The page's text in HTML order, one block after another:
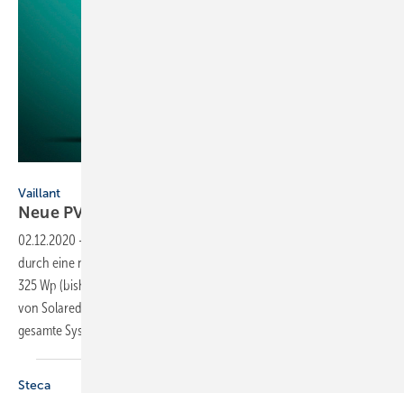
Vaillant
Neue PV-Module und
02.12.2020 -
durch eine neue Zelltechnologie ab sofort eine Leistung von 320 bzw.
325 Wp (bisher 300 bis 310 Wp). Die neuen Wechselrichter kommen
von Solaredge. Die Geräte der Serie Storedge (3-phasig) machen das
gesamte System kompatibel mit Batteriespeichern
Steca